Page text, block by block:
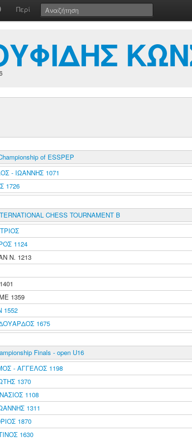
Περί
of ESSPEP
- ΙΩΑΝΝΗΣ 1071
1726
CHESS TOURNAMENT B
1124
N. 1213
1359
1675
Finals - open U16
- ΑΓΓΕΛΟΣ 1198
1370
1108
1311
1870
1630